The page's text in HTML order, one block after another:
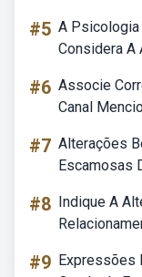
#5 A Psicologia
Considera A
#6 Associe
Canal
#7 Alterações
Escamosas
#8 Indique A
#9 Expressões